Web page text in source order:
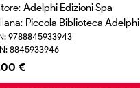
Adelphi Edizioni Spa
Piccola Biblioteca Adelphi
9788845933943
8845933946
€